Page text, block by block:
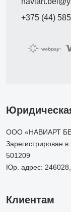
+375 (44)
ООО «НАВИАРТ
Зарегистрирован
501209
Юр. адрес: 246028,
Клиентам